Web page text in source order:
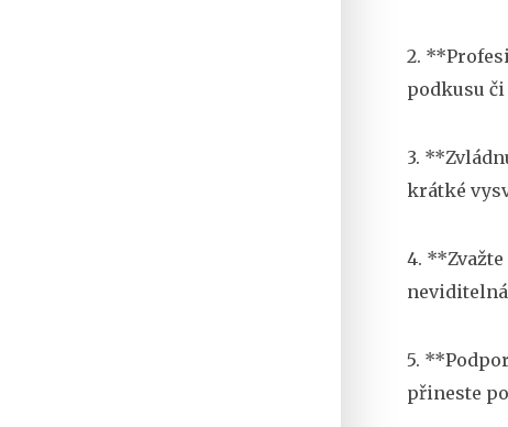
2.
podkusu
3.
krátké
4.
5.
přineste